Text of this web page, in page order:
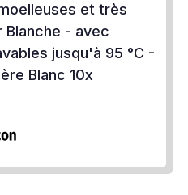
et très
Blanche - avec
jusqu'à 95 °C -
Blanc 10x